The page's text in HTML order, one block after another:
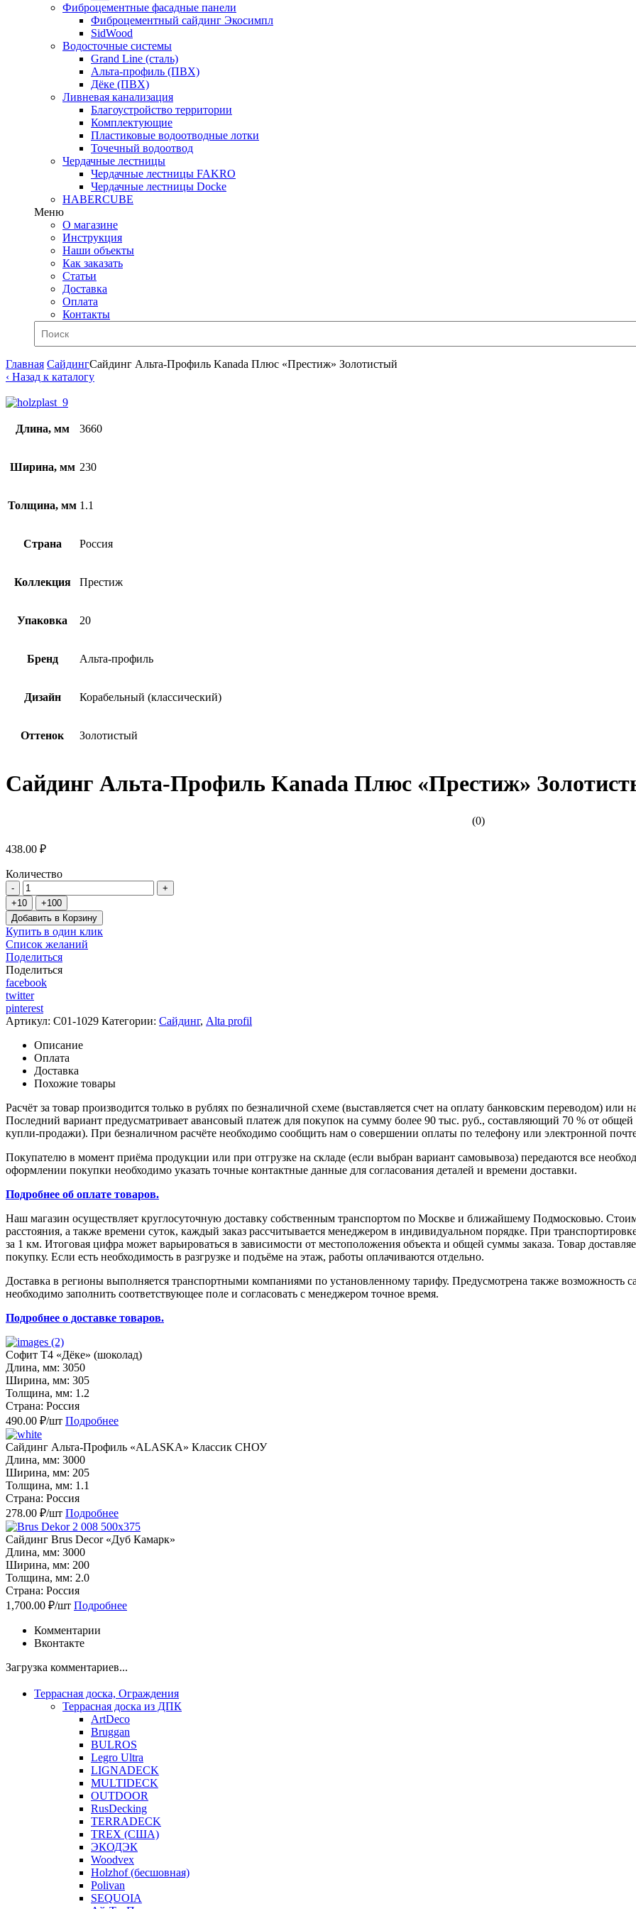
Фиброцементные фасадные панели
Фиброцементный сайдинг Экосимпл
SidWood
Водосточные системы
Grand Line (сталь)
Альта-профиль (ПВХ)
Дёке (ПВХ)
Ливневая канализация
Благоустройство территории
Комплектующие
Пластиковые водоотводные лотки
Точечный водоотвод
Чердачные лестницы
Чердачные лестницы FAKRO
Чердачные лестницы Docke
HABERCUBE
Меню
О магазине
Инструкция
Наши объекты
Как заказать
Статьи
Доставка
Оплата
Контакты
Главная СайдингСайдинг Альта-Профиль Kanada Плюс «Престиж» Золотистый
‹ Назад к каталогу
Длина, мм 3660
Ширина, мм 230
Толщина, мм 1.1
Страна Россия
Коллекция Престиж
Упаковка 20
Бренд Альта-профиль
Дизайн Корабельный (классический)
Оттенок Золотистый
Сайдинг Альта-Профиль Kanada Плюс «Престиж»
(0)
438.00 ₽
Количество
Добавить в Корзину
Купить в один клик
Список желаний
Поделиться
Поделиться
facebook
twitter
pinterest
Артикул: C01-1029 Категории: Сайдинг, Alta profil
Описание
Оплата
Доставка
Похожие товары
Расчёт за товар производится только в рублях по безналичной схеме (выставляется счет на оплату банковским переводом)
Последний вариант предусматривает авансовый платеж для покупок на сумму более 90 тыс. руб., составляющий 70 % от общей
купли-продажи). При безналичном расчёте необходимо сообщить нам о совершении оплаты по телефону или электронной
Покупателю в момент приёма продукции или при отгрузке на складе (если выбран вариант самовывоза) передаются все
оформлении покупки необходимо указать точные контактные данные для согласования деталей и времени доставки.
Подробнее об оплате товаров.
Наш магазин осуществляет круглосуточную доставку собственным транспортом по Москве и ближайшему Подмосковью.
расстояния, а также времени суток, каждый заказ рассчитывается менеджером в индивидуальном порядке. При
за 1 км. Итоговая цифра может варьироваться в зависимости от местоположения объекта и общей суммы заказа. Товар
покупку. Если есть необходимость в разгрузке и подъёме на этаж, работы оплачиваются отдельно.
Доставка в регионы выполняется транспортными компаниями по установленному тарифу. Предусмотрена также возможность
необходимо заполнить соответствующее поле и согласовать с менеджером точное время.
Подробнее о доставке товаров.
Софит Т4 «Дёке» (шоколад)
Длина, мм: 3050
Ширина, мм: 305
Толщина, мм: 1.2
Страна: Россия
490.00 ₽/шт Подробнее
Сайдинг Альта-Профиль «ALASKA» Классик СНОУ
Длина, мм: 3000
Ширина, мм: 205
Толщина, мм: 1.1
Страна: Россия
278.00 ₽/шт Подробнее
Сайдинг Brus Decor «Дуб Камарк»
Длина, мм: 3000
Ширина, мм: 200
Толщина, мм: 2.0
Страна: Россия
1,700.00 ₽/шт Подробнее
Комментарии
Вконтакте
Загрузка комментариев...
Террасная доска, Ограждения
Террасная доска из ДПК
ArtDeco
Bruggan
BULROS
Legro Ultra
LIGNADECK
MULTIDECK
OUTDOOR
RusDecking
TERRADECK
TREX (США)
ЭКОДЭК
Woodvex
Holzhof (бесшовная)
Polivan
SEQUOIA